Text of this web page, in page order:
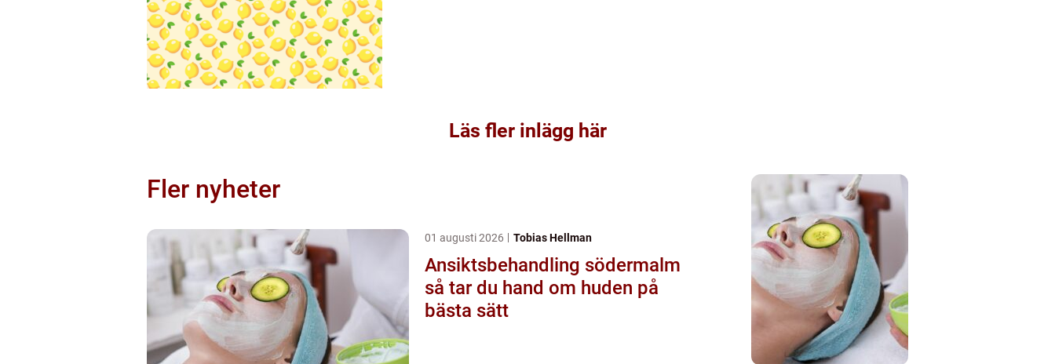
Läs fler inlägg här
Fler nyheter
01 augusti 2026 Tobias Hellman
Ansiktsbehandling södermalm
så tar du hand om huden på
bästa sätt